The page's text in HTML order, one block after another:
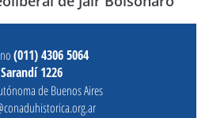
(011) 4306 5064
Sarandí 1226
de Buenos Aires